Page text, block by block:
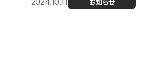
2024.10.11 お知らせ